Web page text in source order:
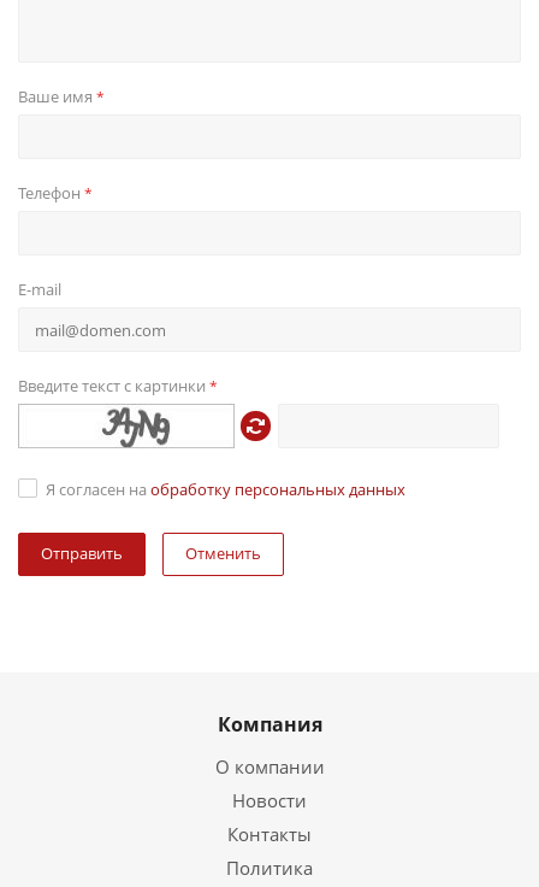
Ваше имя *
Телефон *
E-mail
Введите текст с картинки *
Я согласен на обработку персональных данных
Отменить
Компания
О компании
Новости
Контакты
Политика